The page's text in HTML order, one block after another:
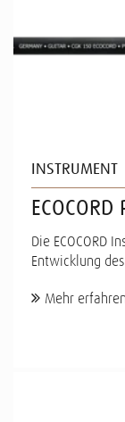
INSTRUMENT
ECOCORD
Die ECOCORD
Entwicklung
Mehr erfahren